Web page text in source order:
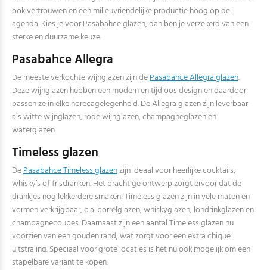
ook vertrouwen en een milieuvriendelijke productie hoog op de
agenda. Kies je voor Pasabahce glazen, dan ben je verzekerd van een
sterke en duurzame keuze.
Pasabahce Allegra
De meeste verkochte wijnglazen zijn dePasabahce Allegra glazen.
Deze wijnglazen hebben een modern en tijdloos design en daardoor
passen ze in elke horecagelegenheid. De Allegra glazen zijn leverbaar
als witte wijnglazen, rode wijnglazen, champagneglazen en
waterglazen.
Timeless glazen
DePasabahce Timeless glazenzijn ideaal voor heerlijke cocktails,
whisky’s of frisdranken. Het prachtige ontwerp zorgt ervoor dat de
drankjes nog lekkerdere smaken! Timeless glazen zijn in vele maten en
vormen verkrijgbaar, o.a. borrelglazen, whiskyglazen, londrinkglazen en
champagnecoupes. Daarnaast zijn een aantal Timeless glazen nu
voorzien van een gouden rand, wat zorgt voor een extra chique
uitstraling. Speciaal voor grote locaties is het nu ook mogelijk om een
stapelbare variant te kopen.